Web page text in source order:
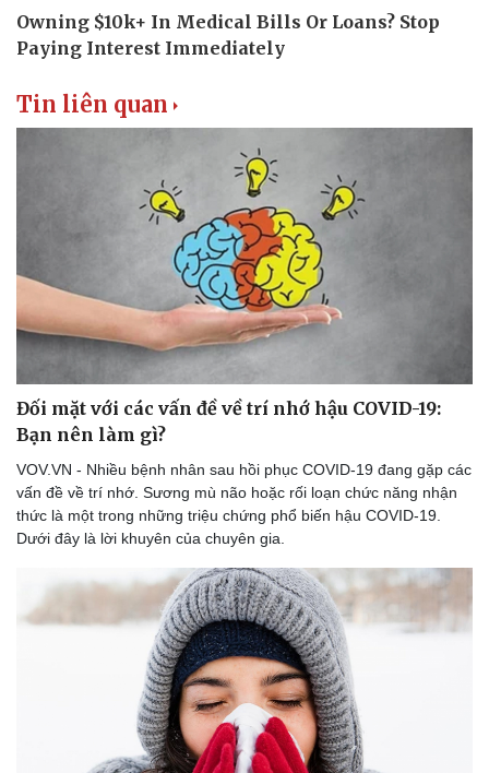
Làm đẹp - giảm cân
Phòng mạch online
Ăn sạch sống khỏe
Sân khấu - Điện ảnh
Giải trí
Nghệ sĩ
Tin liên quan
Đối mặt với các vấn đề về trí nhớ hậu COVID-19:
Bạn nên làm gì?
VOV.VN - Nhiều bệnh nhân sau hồi phục COVID-19 đang gặp các
vấn đề về trí nhớ. Sương mù não hoặc rối loạn chức năng nhận
thức là một trong những triệu chứng phổ biến hậu COVID-19.
Dưới đây là lời khuyên của chuyên gia.